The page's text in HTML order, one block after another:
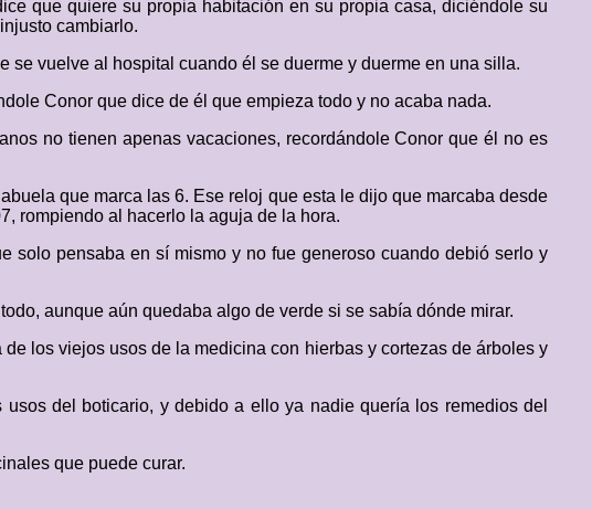
que quiere su propia habitación en su propia casa, diciéndole su
cambiarlo.
vuelve al hospital cuando él se duerme y duerme en una silla.
Conor que dice de él que empieza todo y no acaba nada.
no tienen apenas vacaciones, recordándole Conor que él no es
que marca las 6. Ese reloj que esta le dijo que marcaba desde
rompiendo al hacerlo la aguja de la hora.
solo pensaba en sí mismo y no fue generoso cuando debió serlo y
aunque aún quedaba algo de verde si se sabía dónde mirar.
los viejos usos de la medicina con hierbas y cortezas de árboles y
del boticario, y debido a ello ya nadie quería los remedios del
que puede curar.